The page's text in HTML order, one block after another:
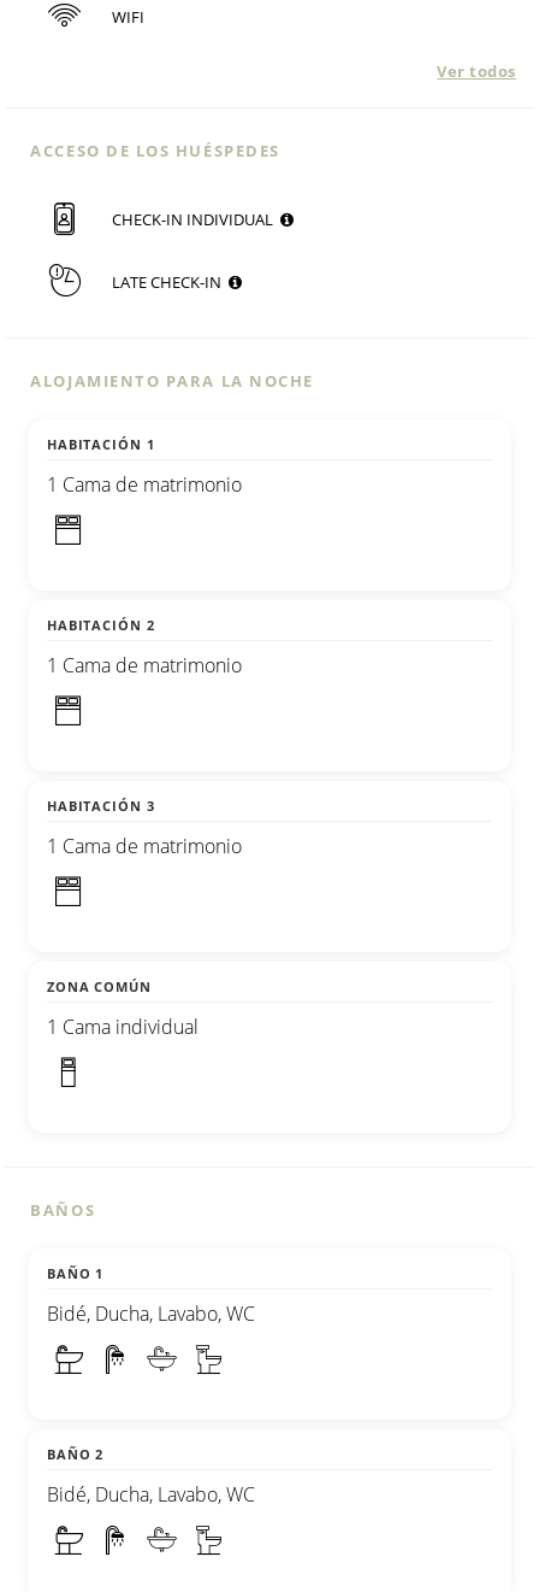
WIFI
Ver todos
ACCESO DE LOS HUÉSPEDES
CHECK-IN INDIVIDUAL
LATE CHECK-IN
ALOJAMIENTO PARA LA NOCHE
HABITACIÓN 1
1 Cama de matrimonio
HABITACIÓN 2
1 Cama de matrimonio
HABITACIÓN 3
1 Cama de matrimonio
ZONA COMÚN
1 Cama individual
BAÑOS
BAÑO 1
Bidé, Ducha, Lavabo, WC
BAÑO 2
Bidé, Ducha, Lavabo, WC